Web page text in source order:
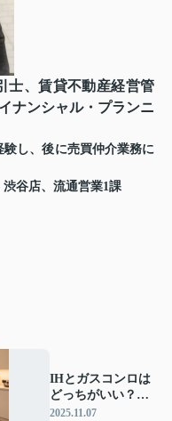
士、賃貸不動産経営管
ナンシャル・プランニ
し、後に売買仲介業務に
渋谷店、流通営業1課
IHとガスコンロは
どっちがいい？後
悔しないキッチン
2025.11.07